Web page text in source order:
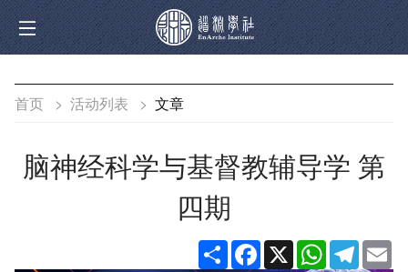
首页 > 活动列表 > 文章
脑神经科学与基督教辅导学 第
四期
分
享
Facebook
X WhatsApp